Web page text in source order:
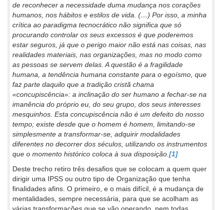
de reconhecer a necessidade duma mudança nos corações
humanos, nos hábitos e estilos de vida. (…) Por isso, a minha
crítica ao paradigma tecnocrático não significa que só
procurando controlar os seus excessos é que poderemos
estar seguros, já que o perigo maior não está nas coisas, nas
realidades materiais, nas organizações, mas no modo como
as pessoas se servem delas. A questão é a fragilidade
humana, a tendência humana constante para o egoísmo, que
faz parte daquilo que a tradição cristã chama
«concupiscência»: a inclinação do ser humano a fechar-se na
imanência do próprio eu, do seu grupo, dos seus interesses
mesquinhos. Esta concupiscência não é um defeito do nosso
tempo; existe desde que o homem é homem, limitando-se
simplesmente a transformar-se, adquirir modalidades
diferentes no decorrer dos séculos, utilizando os instrumentos
que o momento histórico coloca à sua disposição. [1]
Deste trecho retiro três desafios que se colocam a quem quer
dirigir uma IPSS ou outro tipo de Organização que tenha
finalidades afins. O primeiro, e o mais difícil, é a mudança de
mentalidades, sempre necessária, para que se acolham as